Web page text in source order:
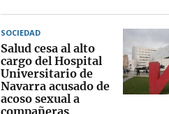
SOCIEDAD
Salud cesa al alto
cargo del Hospital
Universitario de
Navarra acusado de
acoso sexual a
compañeras